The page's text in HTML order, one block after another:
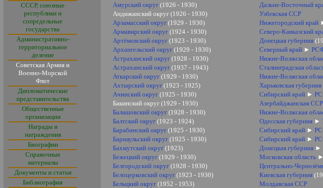
СССР, союзные
республики и
сопредельные
государства
Административно-
территориальное
деление
Советская Армия и
Военно-Морской
Флот
Дипломатические
представительства
Общественные
организации
Награды и
награждения
Биографии
Справочные
материалы
Документы и статьи
Библиография
Амурский округ (1926 - 1930) Дальне-Восточный
Андижанский округ (1926 - 1930)
Узбекская ССР
Арзамасский округ (1929 - 1930) Нижегородский край
Армавирский округ (1924 - 1930) Северо-Кавказский
Артёмовский округ (1923 - 1930) Донецкая губерния
Архангельский округ (1929 - 1930) Северный край ►
Астраханский округ (1928 - 1930) Нижне-Волжская
Астраханский округ (1937 - 1943) Сталинградская
Аткарский округ (1929 - 1930) Нижне-Волжская
Ахтырский округ (1923 - 1925) Харьковская губерния
Ачинский округ (1925 - 1930) Сибирский край ►
Бакинский округ (1929 - 1930)
Азербайджанская ССР
Балашовский округ (1928 - 1930) Нижне-Волжская
Балтский округ (1923 - 1924) Одесская губерния ►
Барабинский округ (1925 - 1930) Сибирский край ►
Барнаульский округ (1925 - 1930) Сибирский край ►
Бахмутский округ (1923) Донецкая губерния ►
Бежецкий округ (1929 - 1930) Московская область ►
Белгородский округ (1928 - 1930) Центрально-
Белоцерковский округ (1923 - 1930) Киевская губерния
Бельцкий округ (1952 - 1953)
Молдавская ССР